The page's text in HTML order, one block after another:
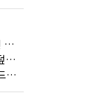
맘스터치 '갓빠삭', 배달 치킨 선입견을 바꿨다
편의점 도시락보다 싼 '장어덮밥'…오뚜기가 해냈다
"끝까지 채웠다"…GS25 샌드위치의 달라진 '속'사정